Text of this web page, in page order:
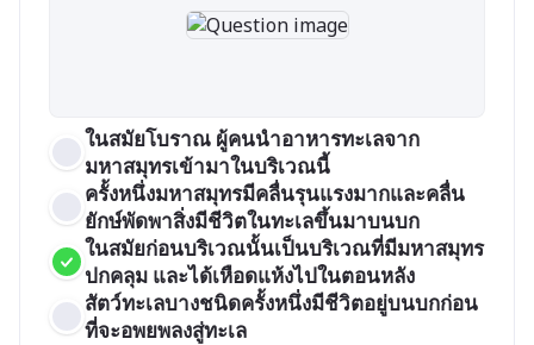
ในสมัยโบราณ ผู้คนนำอาหารทะเลจาก
มหาสมุทรเข้ามาในบริเวณนี้
ครั้งหนึ่งมหาสมุทรมีคลื่นรุนแรงมากและคลื่น
ยักษ์พัดพาสิ่งมีชีวิตในทะเลขึ้นมาบนบก
ในสมัยก่อนบริเวณนั้นเป็นบริเวณที่มีมหาสมุทร
ปกคลุม และได้เหือดแห้งไปในตอนหลัง
สัตว์ทะเลบางชนิดครั้งหนึ่งมีชีวิตอยู่บนบกก่อน
ที่จะอพยพลงสู่ทะเล